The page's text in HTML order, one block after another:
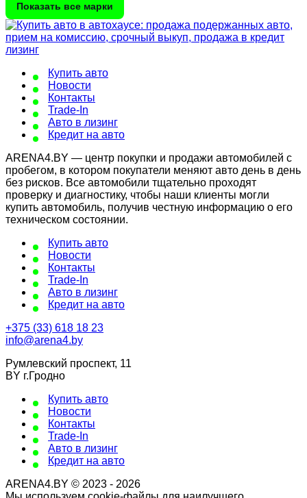
Показать все марки
Купить авто
Новости
Контакты
Trade-In
Авто в лизинг
Кредит на авто
ARENA4.BY — центр покупки и продажи автомобилей с
пробегом, в котором покупатели меняют авто день в день
без рисков. Все автомобили тщательно проходят
проверку и диагностику, чтобы наши клиенты могли
купить автомобиль, получив честную информацию о его
техническом состоянии.
Купить авто
Новости
Контакты
Trade-In
Авто в лизинг
Кредит на авто
+375 (33) 618 18 23
info@arena4.by
Румлевский проспект, 11
BY г.Гродно
Купить авто
Новости
Контакты
Trade-In
Авто в лизинг
Кредит на авто
ARENA4.BY © 2023 - 2026